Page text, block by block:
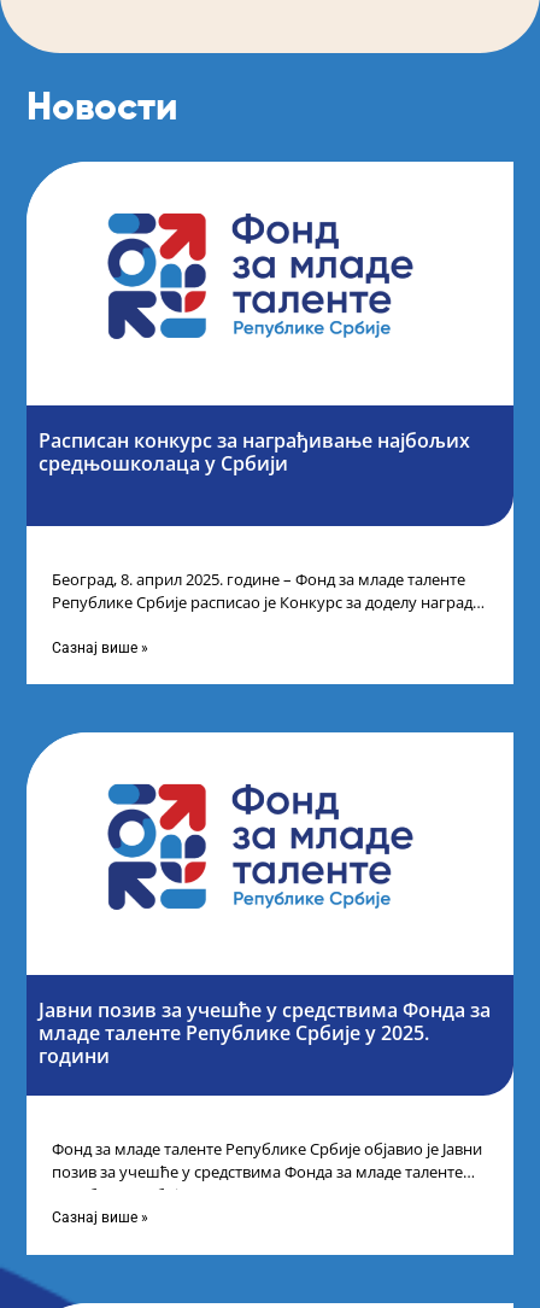
Новости
Расписан конкурс за награђивање најбољих
средњошколаца у Србији
Београд, 8. април 2025. године – Фонд за младе таленте
Републике Србије расписао је Конкурс за доделу награда
Сазнај више »
Јавни позив за учешће у средствима Фонда за
младе таленте Републике Србије у 2025.
години
Фонд за младе таленте Републике Србије објавио је Јавни
позив за учешће у средствима Фонда за младе таленте
Републике Србије
Сазнај више »